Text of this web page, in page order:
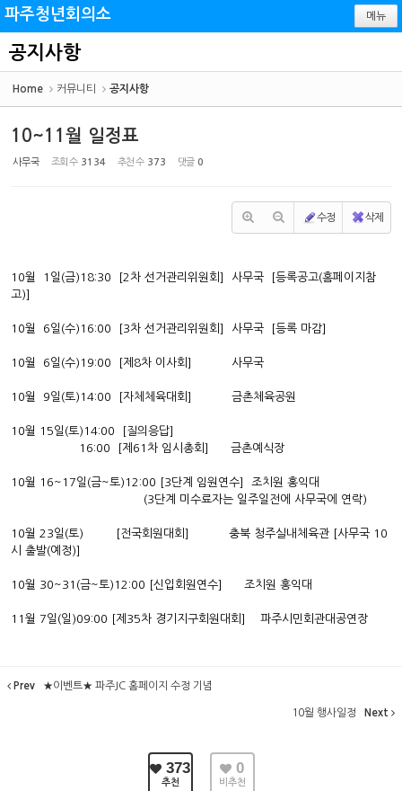
파주청년회의소 메뉴
공지사항
Home 커뮤니티 공지사항
10~11월 일정표
사무국 조회 수 3134 추천 수 373 댓글 0
수정 삭제
10월 1일(금)18:30 [2차 선거관리위원회] 사무국 [등록공고(홈페이지참
고)]
10월 6일(수)16:00 [3차 선거관리위원회] 사무국 [등록 마감]
10월 6일(수)19:00 [제8차 이사회] 사무국
10월 9일(토)14:00 [자체체육대회] 금촌체육공원
10월 15일(토)14:00 [질의응답]
16:00 [제61차 임시총회] 금촌예식장
10월 16~17일(금~토)12:00 [3단계 임원연수] 조치원 홍익대
(3단계 미수료자는 일주일전에 사무국에 연락)
10월 23일(토) [전국회원대회] 충북 청주실내체육관 [사무국 10
시 출발(예정)]
10월 30~31(금~토)12:00 [신입회원연수] 조치원 홍익대
11월 7일(일)09:00 [제35차 경기지구회원대회] 파주시민회관대공연장
Prev ★이벤트★ 파주JC 홈페이지 수정 기념
10월 행사일정 Next
373
추천
0
비추천